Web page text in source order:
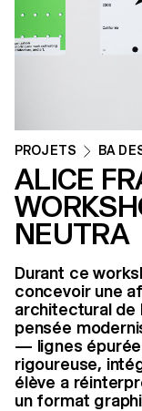
PROJETS BA
ALICE
NEUTRA
Durant ce
concevoir une
architectural de
pensée
— lignes
rigoureuse,
élève a
un format